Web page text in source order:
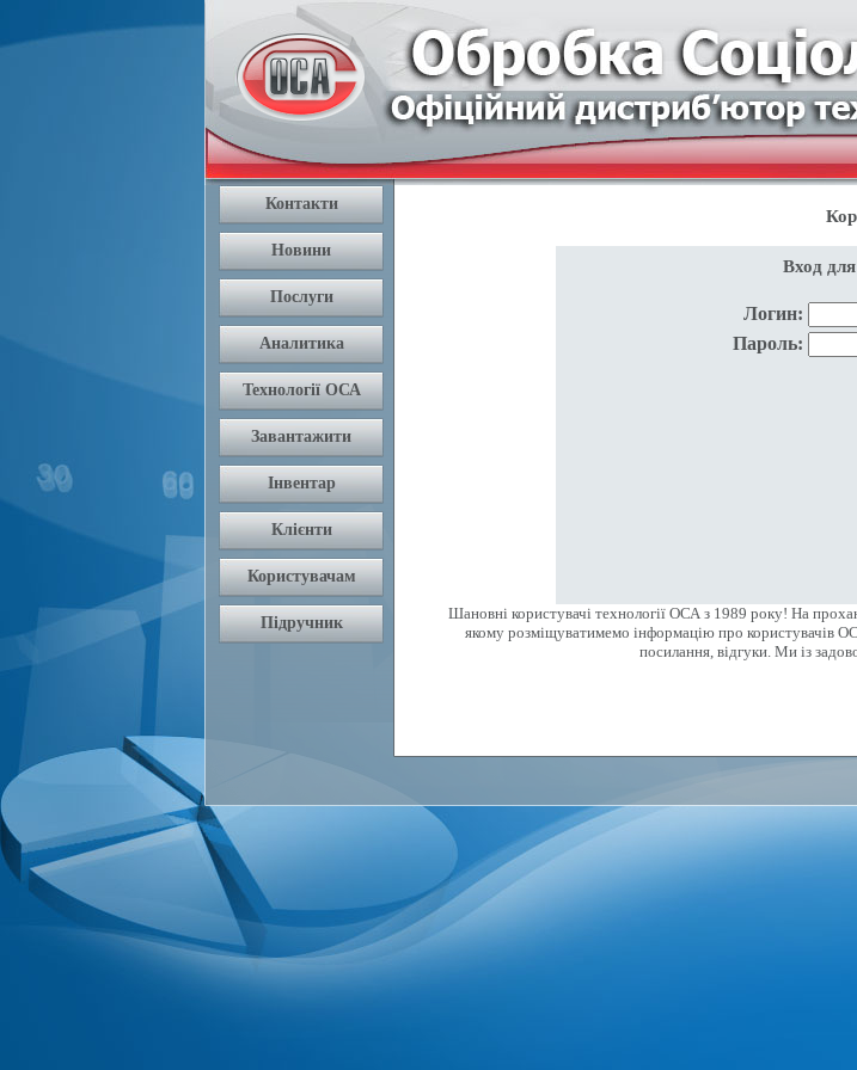
Шановні користувачі технології ОСА з 1989 року! На
якому розміщуватимемо інформацію про користувачів
посилання, відгуки. Ми із